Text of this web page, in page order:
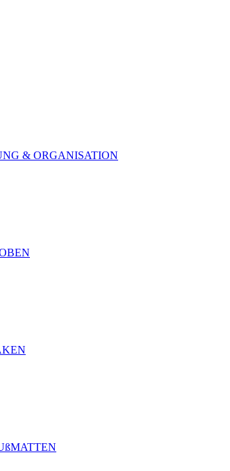
& ORGANISATION